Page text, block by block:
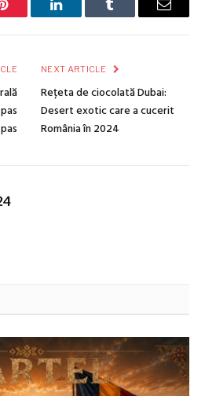
Pinterest LinkedInTumblr Email
NEXT ARTICLE
Rețeta de ciocolată Dubai:
Desert exotic care a cucerit
România în 2024